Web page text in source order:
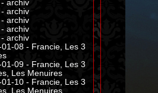
archiv
archiv
archiv
archiv
archiv
08 - Francie, Les 3
09 - Francie, Les 3
Les Menuires
10 - Francie, Les 3
Les Menuires